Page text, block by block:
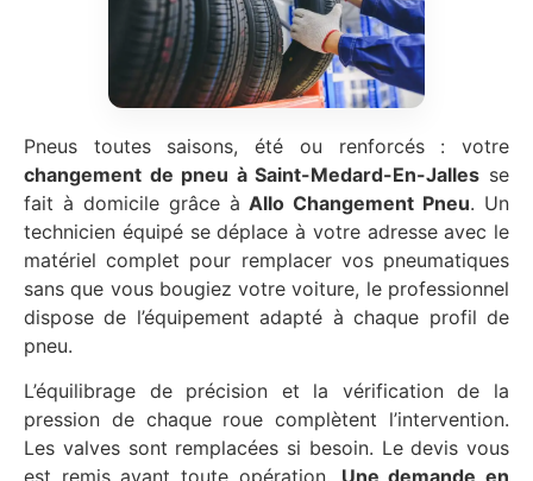
Pneus toutes saisons, été ou renforcés : votre
changement de pneu à Saint-Medard-En-Jalles se
fait à domicile grâce àAllo Changement Pneu. Un
technicien équipé se déplace à votre adresse avec le
matériel complet pour remplacer vos pneumatiques
sans que vous bougiez votre voiture, le professionnel
dispose de l’équipement adapté à chaque profil de
pneu.
L’équilibrage de précision et la vérification de la
pression de chaque roue complètent l’intervention.
Les valves sont remplacées si besoin. Le devis vous
est remis avant toute opération. Une demande en